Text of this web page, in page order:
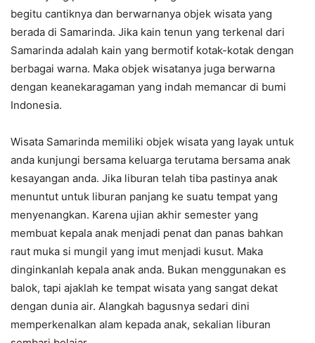
begitu cantiknya dan berwarnanya objek wisata yang
berada di Samarinda. Jika kain tenun yang terkenal dari
Samarinda adalah kain yang bermotif kotak-kotak dengan
berbagai warna. Maka objek wisatanya juga berwarna
dengan keanekaragaman yang indah memancar di bumi
Indonesia.
Wisata Samarinda memiliki objek wisata yang layak untuk
anda kunjungi bersama keluarga terutama bersama anak
kesayangan anda. Jika liburan telah tiba pastinya anak
menuntut untuk liburan panjang ke suatu tempat yang
menyenangkan. Karena ujian akhir semester yang
membuat kepala anak menjadi penat dan panas bahkan
raut muka si mungil yang imut menjadi kusut. Maka
dinginkanlah kepala anak anda. Bukan menggunakan es
balok, tapi ajaklah ke tempat wisata yang sangat dekat
dengan dunia air. Alangkah bagusnya sedari dini
memperkenalkan alam kepada anak, sekalian liburan